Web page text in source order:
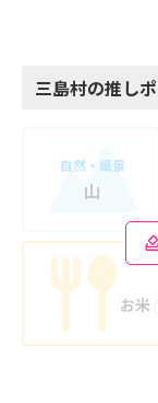
三島村の推し
自然・風景
山
お米